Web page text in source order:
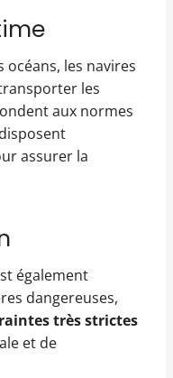
océans, les navires
les
aux normes
assurer la
également
dangereuses,
très strictes
et de